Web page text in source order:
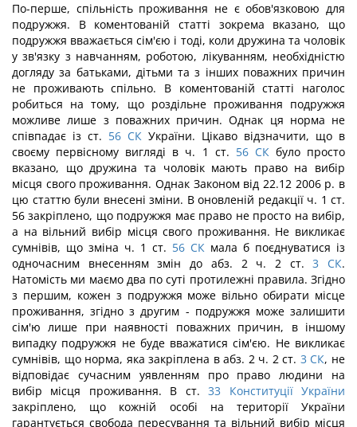
По-перше, спільність проживання не є обов'язковою для
подружжя. В коментованій статті зокрема вказано, що
подружжя вважається сім'єю і тоді, коли дружина та чоловік
у зв'язку з навчанням, роботою, лікуванням, необхідністю
догляду за батьками, дітьми та з інших поважних причин
не проживають спільно. В коментованій статті наголос
робиться на тому, що роздільне проживання подружжя
можливе лише з поважних причин. Однак ця норма не
співпадає із ст. 56 СК України. Цікаво відзначити, що в
своєму первісному вигляді в ч. 1 ст. 56 СКбуло просто
вказано, що дружина та чоловік мають право на вибір
місця свого проживання. Однак Законом від 22.12 2006 р. в
цю статтю були внесені зміни. В оновленій редакції ч. 1 ст.
56 закріплено, що подружжя має право не просто на вибір,
а на вільний вибір місця свого проживання. Не викликає
сумнівів, що зміна ч. 1 ст. 56 СК мала б поєднуватися із
одночасним внесенням змін до абз. 2 ч. 2 ст. 3 СК.
Натомість ми маємо два по суті протилежні правила. Згідно
з першим, кожен з подружжя може вільно обирати місце
проживання, згідно з другим - подружжя може залишити
сім'ю лише при наявності поважних причин, в іншому
випадку подружжя не буде вважатися сім'єю. Не викликає
сумнівів, що норма, яка закріплена в абз. 2 ч. 2 ст. 3 СК, не
відповідає сучасним уявленням про право людини на
вибір місця проживання. В ст. 33 Конституції України
закріплено, що кожній особі на території України
гарантується свобода пересування та вільний вибір місця